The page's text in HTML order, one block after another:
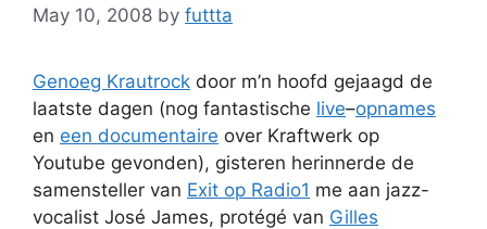
May 10, 2008 by futtta
Genoeg Krautrock door m’n hoofd gejaagd de
laatste dagen (nog fantastische live–opnames
en een documentaire over Kraftwerk op
Youtube gevonden), gisteren herinnerde de
samensteller van Exit op Radio1 me aan jazz-
vocalist José James, protégé van Gilles